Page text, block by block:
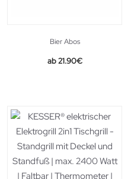
Bier Abos
21.90€